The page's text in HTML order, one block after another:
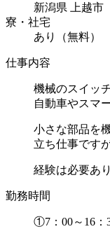
新潟県 上越市
寮・社宅
あり（無料）
仕事内容
機械のスイッ
自動車やスマ
小さな部品を
立ち仕事です
経験は必要あ
勤務時間
①7：00～16